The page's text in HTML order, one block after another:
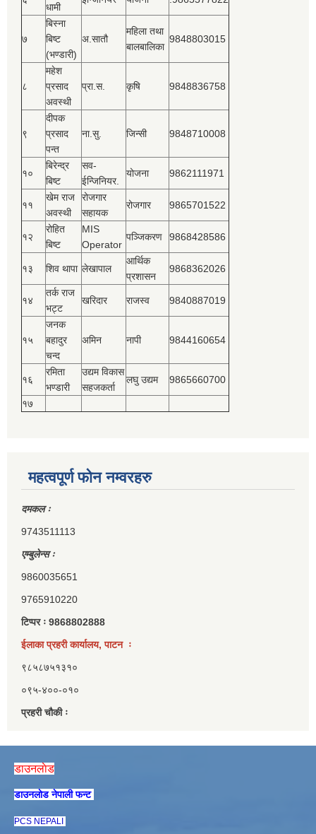
धामी
७
बिस्‍ना
बिष्‍ट
(भण्डारी)
अ.सातौ
महिला तथा
बालबालिका
9848803015
८
महेश
प्रसाद
अवस्थी
प्रा.स. कृषि 9848836758
९
दीपक
प्रसाद
पन्त
ना.सु. जिन्सी 9848710008
१०
बिरेन्द्र
बिष्‍ट
सव-
ईन्जिनियर.
योजना 9862111971
११
खेम राज
अवस्थी
रोजगार
सहायक
रोजगार 9865701522
१२
रोहित
बिष्‍ट
MIS
Operator
पञ्‍जिकरण 9868428586
१३ शिव थापा लेखापाल
आर्थिक
प्रशासन
9868362026
१४
तर्क राज
भट्ट
खरिदार राजस्‍व 9840887019
१५
जनक
बहादुर
चन्द
अमिन नापी 9844160654
१६
रमिता
भण्डारी
उद्यम विकास
सहजकर्ता
लघु उद्यम 9865660700
१७
महत्वपूर्ण फोन नम्वरहरु
दमकल ः
9743511113
एम्बुलेन्स ः
9860035651
9765910220
टिप्पर ः 9868802888
ईलाका प्रहरी कार्यालय, पाटन ः
९८५८७५१३१०
०९५-४००-०१०
प्रहरी चौकी ः
डाउनलाेड
डाउनलाेड नेपाली फन्ट
PCS NEPALI